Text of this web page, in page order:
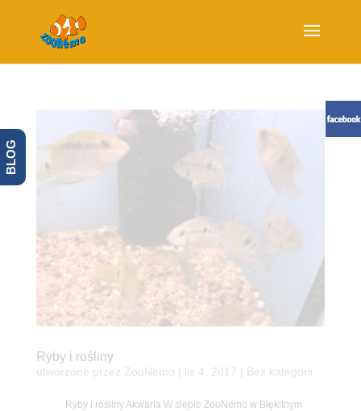
Ryby i rośliny
utworzone przez ZooNemo lis 4, 2017 | Bez kategorii
Ryby i rośliny Akwaria W slepie ZooNemo w Błękitnym
BLOG